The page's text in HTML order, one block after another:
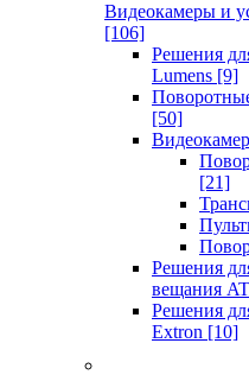
Видеокамеры и
[106]
Решения
Lumens [9]
[50]
[21]
Решения
вещания
Решения
Extron [10]